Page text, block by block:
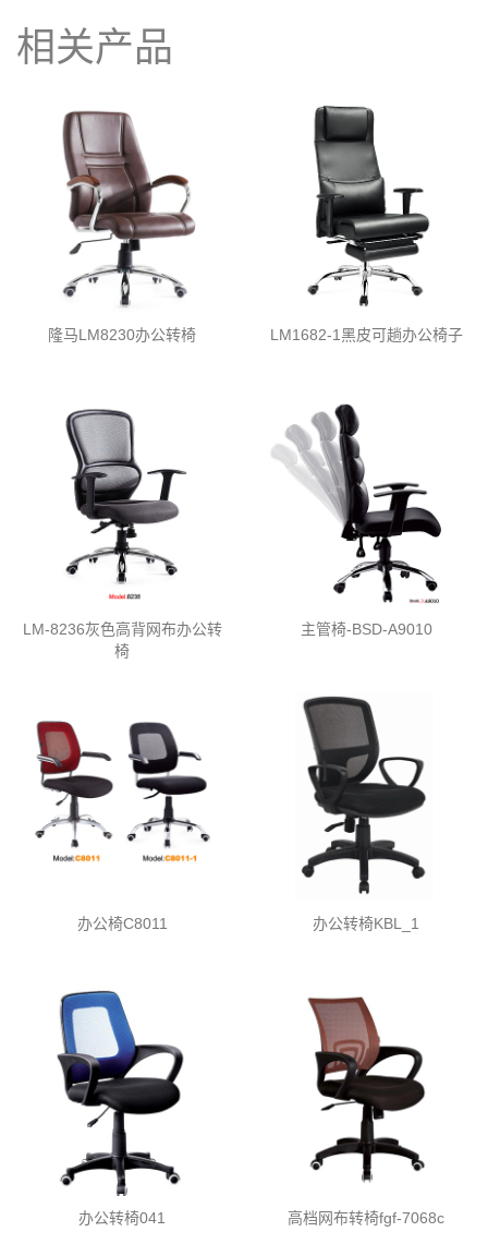
相关产品
隆马LM8230办公转椅 LM1682-1黑皮可趟办公椅子
LM-8236灰色高背网布办公转
椅
主管椅-BSD-A9010
办公椅C8011 办公转椅KBL_1
办公转椅041 高档网布转椅fgf-7068c